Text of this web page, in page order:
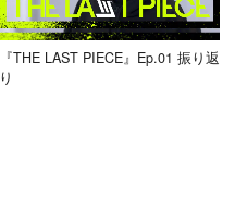
『THE LAST PIECE』Ep.01 振り返
り